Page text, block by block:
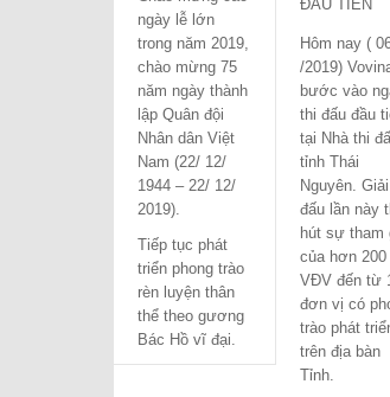
ngày lễ lớn
trong năm 2019,
chào mừng 75
năm ngày thành
lập Quân đội
Nhân dân Việt
Nam (22/ 12/
1944 – 22/ 12/
2019).
Tiếp tục phát
triển phong trào
rèn luyện thân
thể theo gương
Bác Hồ vĩ đại.
ĐẦU TIÊN
Hôm nay (
/2019)
bước vào
thi đấu đầu
tại Nhà thi
tỉnh Thái
Nguyên.
đấu lần này
hút sự tham
của hơn 200
VĐV đến từ
đơn vị có
trào phát
trên địa bàn
Tỉnh.